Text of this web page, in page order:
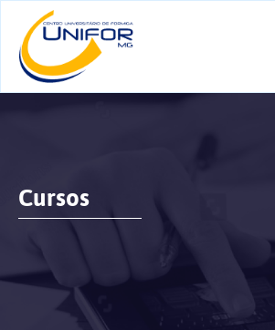
Cursos